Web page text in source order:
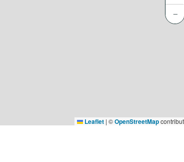
−
Leaflet | ©OpenStreetMap